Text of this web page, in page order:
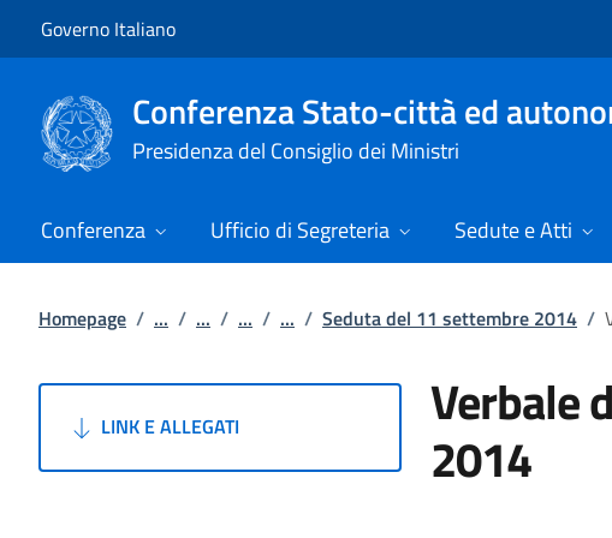
Governo Italiano
Conferenza Stato-città ed
Presidenza del Consiglio dei Ministri
Conferenza Ufficio di Segreteria Sedute e Atti
Homepage / ... / ... / ... / ... / Seduta del 11 settembre 2014 /
LINK E ALLEGATI Verbale
2014